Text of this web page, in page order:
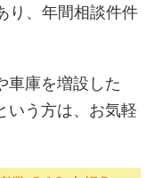
り、年間相談件件
車庫を増設した
いう方は、お気軽